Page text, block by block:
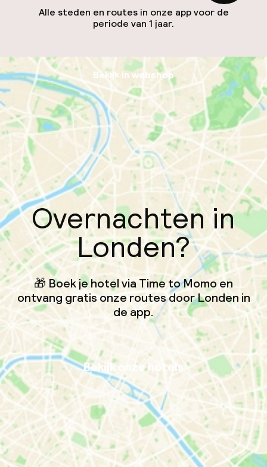
Alle steden en routes in onze app voor de
periode van 1 jaar.
Bekijk in webshop
Overnachten in
Londen?
🎁 Boek je hotel via Time to Momo en
ontvang gratis onze routes door Londen in
de app.
Bekijk onze hotels